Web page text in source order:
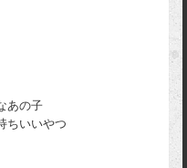
あの子
ちいいやつ